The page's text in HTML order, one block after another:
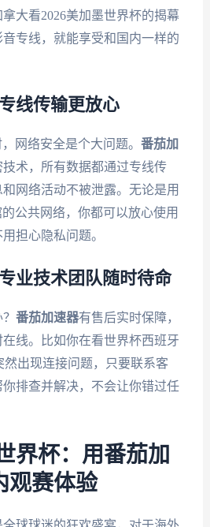
大看2026美加墨世界杯的揭幕
音专线，就能享受和国内一样的
线传输更放心
网络安全是个大问题。 番茄加
术，所有数据都通过专线传
网络活动不被泄露。无论是用
公共网络，你都可以放心使用
担心隐私问题。
业技术团队随时待命
番茄加速器有售后实时保障，
线。比如你在看世界杯西班牙
然出现连接问题，只要联系客
排查并解决，不会让你错过任
界杯：用番茄加
观赛体验